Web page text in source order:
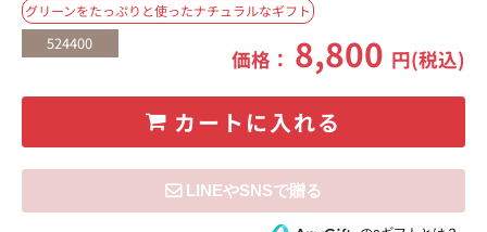
グリーンをたっぷりと使ったナチュラルなギフト
524400
価格： 8,800 円(税込)
カートに入れる